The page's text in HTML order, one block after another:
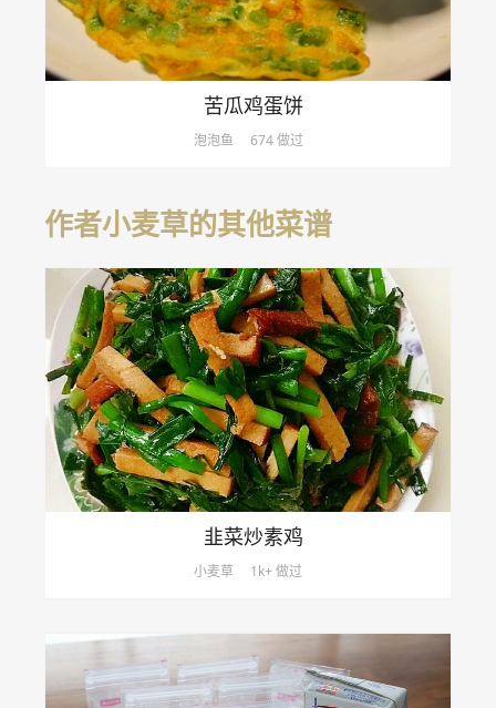
苦瓜鸡蛋饼
泡泡鱼 674 做过
作者小麦草的其他菜谱
韭菜炒素鸡
小麦草 1k+ 做过